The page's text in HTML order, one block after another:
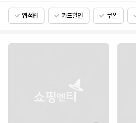
앱적립 카드할인 쿠폰